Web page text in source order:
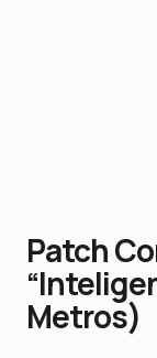
Patch
Metros)